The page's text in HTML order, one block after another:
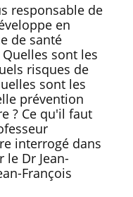
responsable de
en
de santé
sont les
risques de
sont les
prévention
? Ce qu'il faut
interrogé dans
le Dr Jean-
François